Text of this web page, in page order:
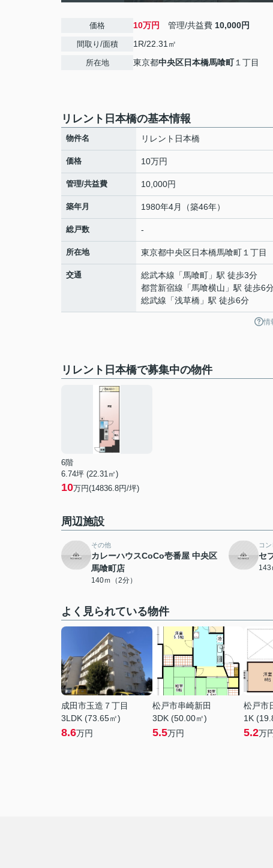
価格 10万円 管理/共益費 10,000円
間取り/面積 1R/22.31㎡
所在地 東京都中央区日本橋馬喰町１丁目
リレント日本橋の基本情報
物件名 リレント日本橋
価格 10万円
管理/共益費 10,000円
築年月 1980年4月（築46年）
総戸数 -
所在地 東京都中央区日本橋馬喰町 １丁目
交通 総武本線 「馬喰町 」駅 徒歩3分
都営新宿線 「馬喰横山 」駅 徒歩6
総武線 「浅草橋 」駅 徒歩6分
情
リレント日本橋で募集中の物件
6階
6.74坪 (22.31㎡)
10万円(14836.8円/坪)
周辺施設
その他
カレーハウスCoCo壱番屋 中央区
馬喰町店
140ｍ（2分）
コ
セ
143
よく見られている物件
成田市玉造７丁目
3LDK (73.65㎡)
8.6万円
松戸市串崎新田
3DK (50.00㎡)
5.5万円
松戸市
1K
5.2万